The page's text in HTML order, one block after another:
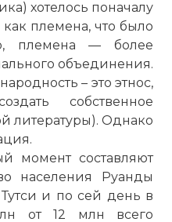
хотелось поначалу
племена, что было
племена — более
объединения.
– это этнос,
собственное
литературы). Однако
момент составляют
населения Руанды
и по сей день в
от 12 млн всего